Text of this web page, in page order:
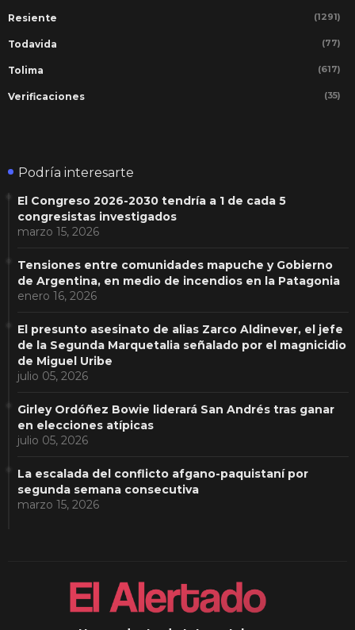
Resiente (1291)
Todavida (77)
Tolima (617)
Verificaciones (35)
Podría interesarte
El Congreso 2026-2030 tendría a 1 de cada 5
congresistas investigados
marzo 15, 2026
Tensiones entre comunidades mapuche y Gobierno
de Argentina, en medio de incendios en la Patagonia
enero 16, 2026
El presunto asesinato de alias Zarco Aldinever, el jefe
de la Segunda Marquetalia señalado por el magnicidio
de Miguel Uribe
julio 05, 2026
Girley Ordóñez Bowie liderará San Andrés tras ganar
en elecciones atípicas
julio 05, 2026
La escalada del conflicto afgano-paquistaní por
segunda semana consecutiva
marzo 15, 2026